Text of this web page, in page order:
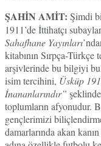
ŞAHİN AMİT: Şimdi
1911’de İttihatçı
Sahafhane Yayınları
kitabının Sırpça-
arşivlerinde bu bilgiyi
isim tercihini, Üsküp
İnananlarındır”
toplumların afyonudur.
gençlerimizi
damarlarında akan